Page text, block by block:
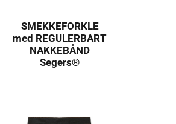
SMEKKEFORKLE
med REGULERBART
NAKKEBÅND
Segers®